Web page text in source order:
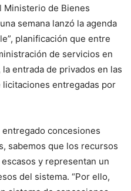
Ministerio de Bienes
semana lanzó la agenda
planificación que entre
de servicios en
entrada de privados en las
licitaciones entregadas por
concesiones
sabemos que los recursos
y representan un
del sistema. “Por ello,